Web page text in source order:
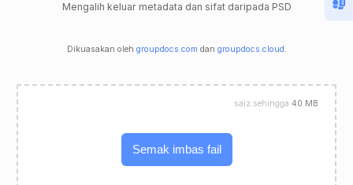
Mengalih keluar metadata dan sifat daripada PSD
Dikuasakan oleh groupdocs.com dan groupdocs.cloud .
Semak imbas fail
saiz sehingga 40 MB